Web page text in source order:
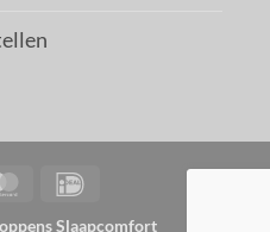
MasterCard
Slaapcomfort